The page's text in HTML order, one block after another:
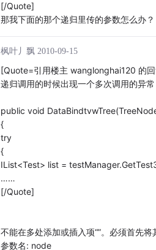
[/Quote]
那我下面的那个递归里传的参数怎么办？
枫叶丿飘 2010-09-15
[Quote=引用楼主 wanglonghai120 的
递归调用的时候出现一个多次调用的异
public void
{
try
{
IList<Test> list =
……
[/Quote]
不能在多处添加或插入项“”。必须首先将
参数名: node